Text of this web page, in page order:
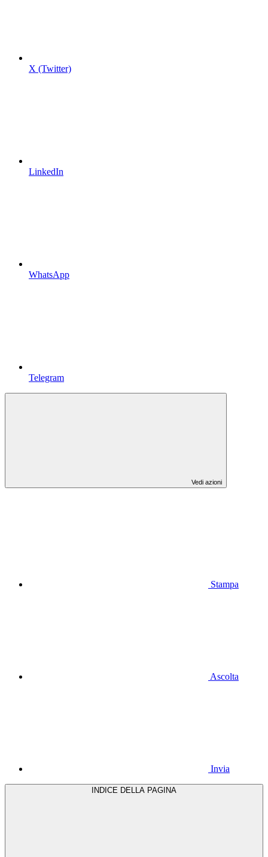
X (Twitter)
LinkedIn
WhatsApp
Telegram
Vedi azioni
Stampa
Ascolta
Invia